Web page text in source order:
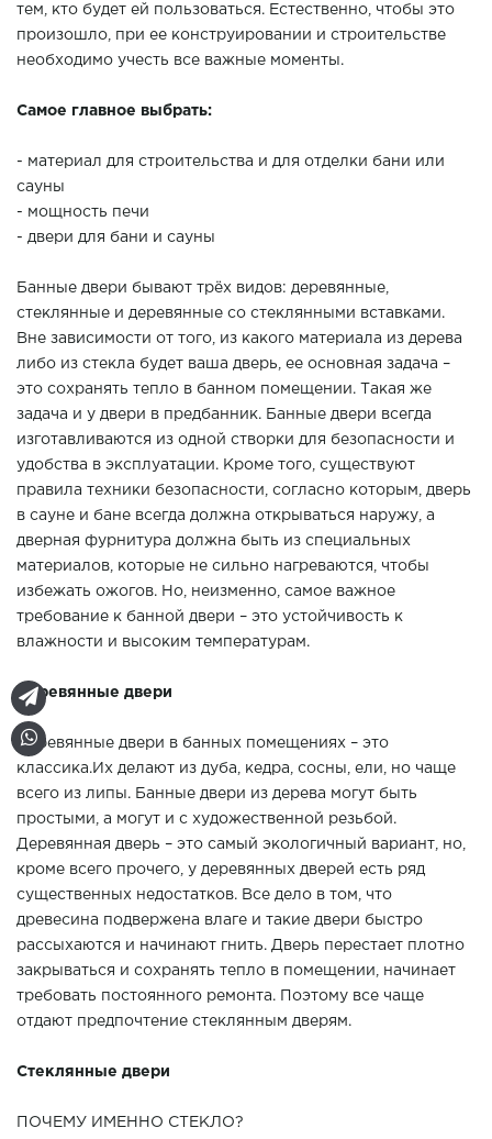
тем, кто будет ей пользоваться. Естественно, чтобы это
произошло, при ее конструировании и строительстве
необходимо учесть все важные моменты.
Самое главное выбрать:
- материал для строительства и для отделки бани или
сауны
- мощность печи
- двери для бани и сауны
Банные двери бывают трёх видов: деревянные,
стеклянные и деревянные со стеклянными вставками.
Вне зависимости от того, из какого материала из дерева
либо из стекла будет ваша дверь, ее основная задача –
это сохранять тепло в банном помещении. Такая же
задача и у двери в предбанник. Банные двери всегда
изготавливаются из одной створки для безопасности и
удобства в эксплуатации. Кроме того, существуют
правила техники безопасности, согласно которым, дверь
в сауне и бане всегда должна открываться наружу, а
дверная фурнитура должна быть из специальных
материалов, которые не сильно нагреваются, чтобы
избежать ожогов. Но, неизменно, самое важное
требование к банной двери – это устойчивость к
влажности и высоким температурам.
Деревянные двери
Деревянные двери в банных помещениях – это
классика.Их делают из дуба, кедра, сосны, ели, но чаще
всего из липы. Банные двери из дерева могут быть
простыми, а могут и с художественной резьбой.
Деревянная дверь – это самый экологичный вариант, но,
кроме всего прочего, у деревянных дверей есть ряд
существенных недостатков. Все дело в том, что
древесина подвержена влаге и такие двери быстро
рассыхаются и начинают гнить. Дверь перестает плотно
закрываться и сохранять тепло в помещении, начинает
требовать постоянного ремонта. Поэтому все чаще
отдают предпочтение стеклянным дверям.
Стеклянные двери
ПОЧЕМУ ИМЕННО СТЕКЛО?